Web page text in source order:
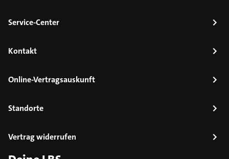
Service-Center
Kontakt
Online-Vertragsauskunft
Standorte
Vertrag widerrufen